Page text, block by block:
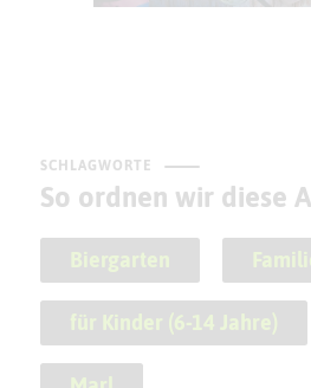
SCHLAGWORTE
So ordnen wir diese
Biergarten
für Kinder (6-14 Jahre)